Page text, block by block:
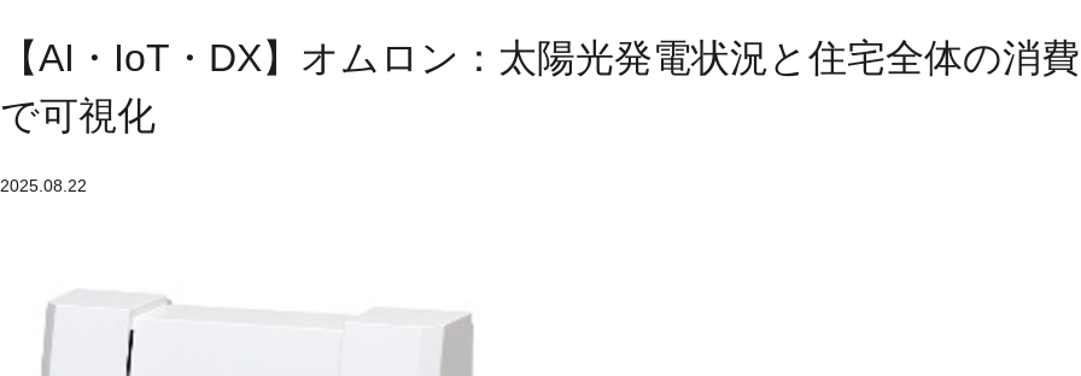
【AI・IoT・DX】オムロン：太陽光発電状況と住宅全体の消
で可視化
2025.08.22